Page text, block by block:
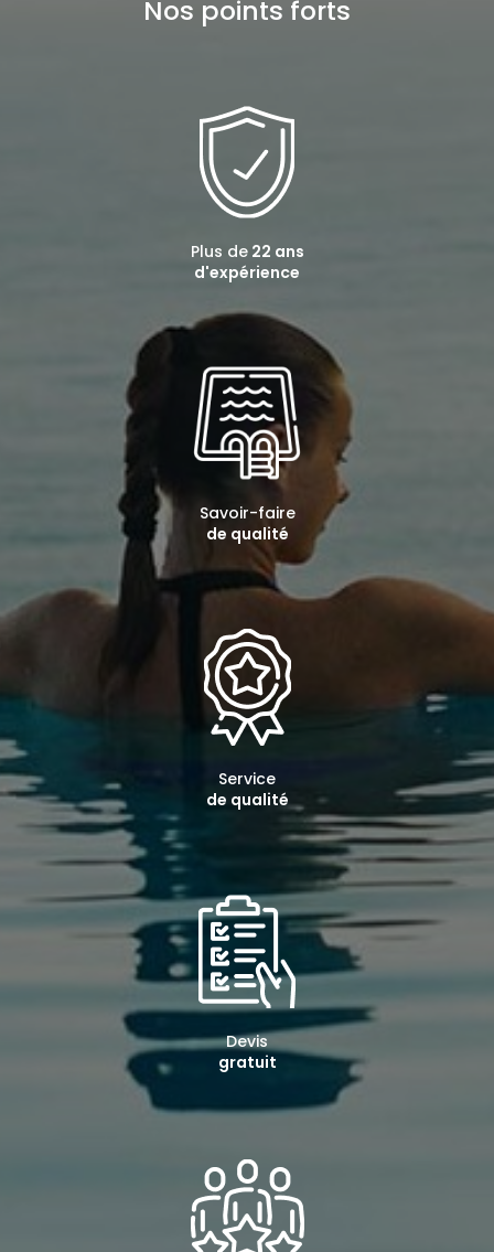
Nos points forts
Plus de22 ans
d'expérience
Savoir-faire
de qualité
Service
de qualité
Devis
gratuit